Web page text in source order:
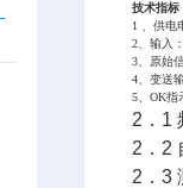
技术指标
1 、供电
2、输入
3、原始
4、变送
5、OK指
2．1
2．2
2．3